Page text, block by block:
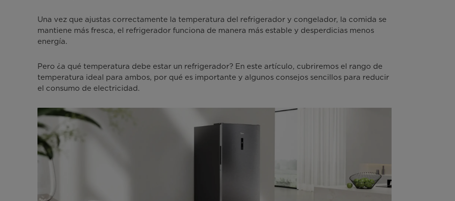
Una vez que ajustas correctamente la temperatura del refrigerador y congelador, la comida se
mantiene más fresca, el refrigerador funciona de manera más estable y desperdicias menos
energía.
Pero ¿a qué temperatura debe estar un refrigerador? En este artículo, cubriremos el rango de
temperatura ideal para ambos, por qué es importante y algunos consejos sencillos para reducir
el consumo de electricidad.